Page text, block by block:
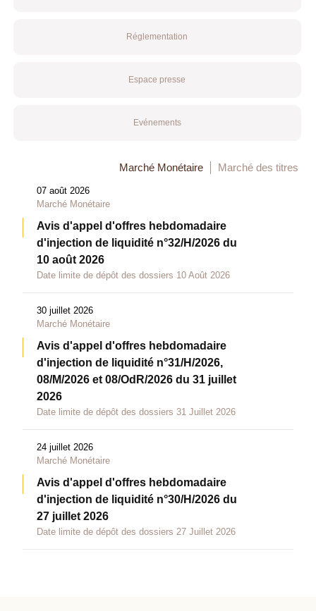
Réglementation
Espace presse
Evénements
Marché Monétaire Marché des titres
07 août 2026
Marché Monétaire
Avis d'appel d'offres hebdomadaire
d'injection de liquidité n°32/H/2026 du
10 août 2026
Date limite de dépôt des dossiers 10 Août 2026
30 juillet 2026
Marché Monétaire
Avis d'appel d'offres hebdomadaire
d'injection de liquidité n°31/H/2026,
08/M/2026 et 08/OdR/2026 du 31 juillet
2026
Date limite de dépôt des dossiers 31 Juillet 2026
24 juillet 2026
Marché Monétaire
Avis d'appel d'offres hebdomadaire
d'injection de liquidité n°30/H/2026 du
27 juillet 2026
Date limite de dépôt des dossiers 27 Juillet 2026